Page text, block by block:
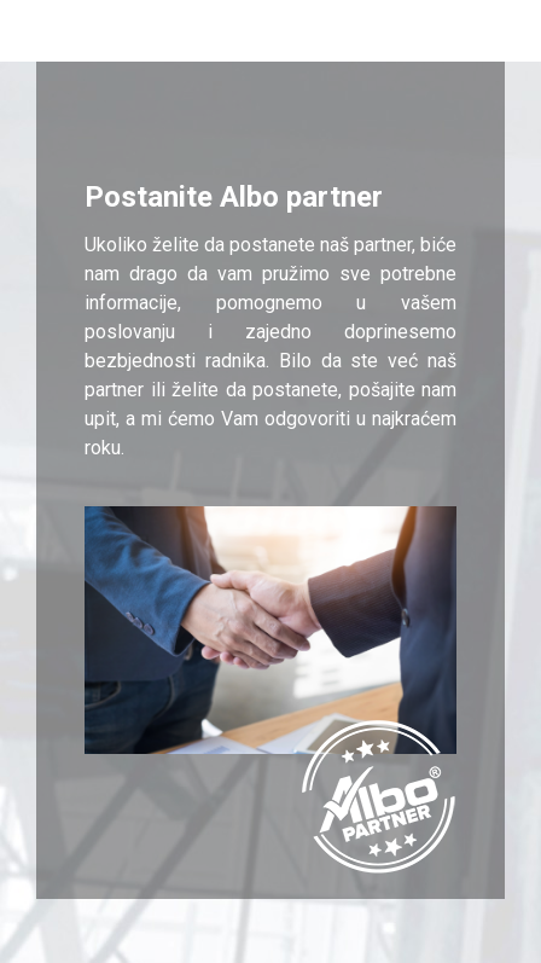
Postanite Albo partner
Ukoliko želite da postanete naš partner, biće
nam drago da vam pružimo sve potrebne
informacije, pomognemo u vašem
poslovanju i zajedno doprinesemo
bezbjednosti radnika. Bilo da ste već naš
partner ili želite da postanete, pošajite nam
upit, a mi ćemo Vam odgovoriti u najkraćem
roku.